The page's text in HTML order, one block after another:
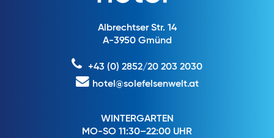
Albrechtser Str. 14
A-3950 Gmünd
+43 (0) 2852/20 203 2030
hotel@solefelsenwelt.at
WINTERGARTEN
MO-SO 11:30–22:00 UHR